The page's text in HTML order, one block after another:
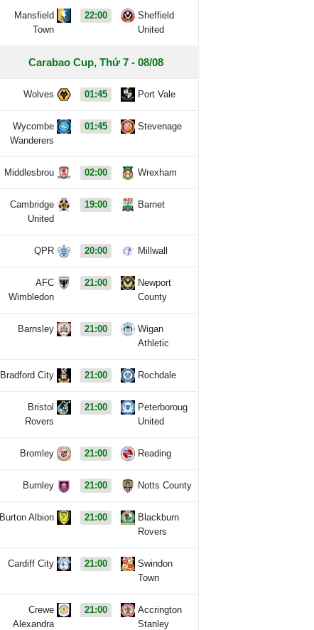
Mansfield
Town
22:00
Sheffield
United
Carabao Cup, Thứ 7 - 08/08
Wolves 01:45 Port Vale
Wycombe
Wanderers
01:45 Stevenage
Middlesbrou 02:00 Wrexham
Cambridge
United
19:00 Barnet
QPR 20:00 Millwall
AFC
Wimbledon
21:00
Newport
County
Barnsley 21:00
Wigan
Athletic
Bradford City 21:00 Rochdale
Bristol
Rovers
21:00
Peterboroug
United
Bromley 21:00 Reading
Burnley 21:00 Notts County
Burton Albion 21:00
Blackburn
Rovers
Cardiff City 21:00
Swindon
Town
Crewe
Alexandra
21:00
Accrington
Stanley